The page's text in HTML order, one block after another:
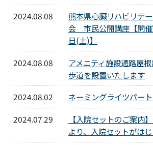
2024.08.08
熊本県心臓リハビリテ
会 市民公開講座【開
日(土)】
2024.08.08
アメニティ施設通路屋
歩道を設置いたします
2024.08.02
ネーミングライツパー
2024.07.29
【入院セットのご案内
より、入院セットがは